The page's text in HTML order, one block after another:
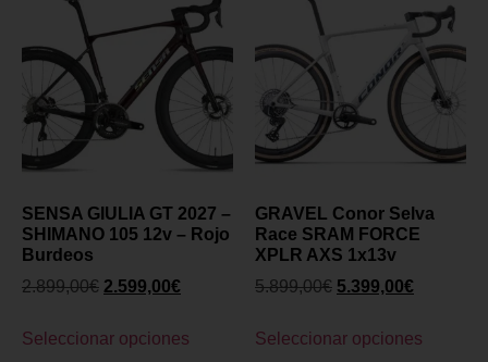
SENSA GIULIA GT 2027 –
SHIMANO 105 12v – Rojo
Burdeos
2.899,00€ 2.599,00€
Seleccionar opciones
GRAVEL Conor Selva
Race SRAM FORCE
XPLR AXS 1x13v
5.899,00€ 5.399,00€
Seleccionar opciones